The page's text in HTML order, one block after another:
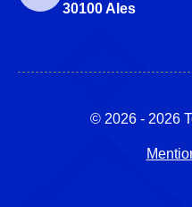
30100 Ales
© 2026 - 2026